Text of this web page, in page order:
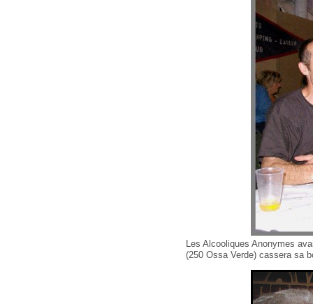
Les Alcooliques Anonymes
(250 Ossa Verde) cassera sa